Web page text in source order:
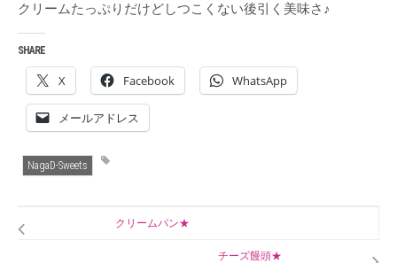
クリームたっぷりだけどしつこくない後引く美味さ♪
SHARE
X Facebook WhatsApp
メールアドレス
NagaD-Sweets
クリームパン★
チーズ饅頭★